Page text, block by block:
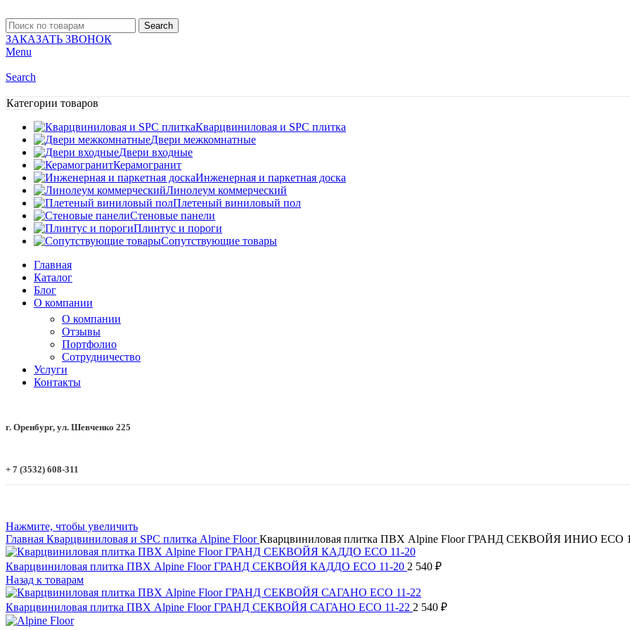
Search
ЗАКАЗАТЬ ЗВОНОК
Menu
Search
Категории товаров
Кварцвиниловая и SPC плитка
Двери межкомнатные
Двери входные
Керамогранит
Инженерная и паркетная доска
Линолеум коммерческий
Плетеный виниловый пол
Стеновые панели
Плинтус и пороги
Сопутствующие товары
Главная
Каталог
Блог
О компании
О компании
Отзывы
Портфолио
Сотрудничество
Услуги
Контакты
г. Оренбург, ул. Шевченко 225
+ 7 (3532) 608-311
Нажмите, чтобы увеличить
Главная Кварцвиниловая и SPC плитка Alpine FloorКварцвиниловая плитка ПВХ Alpine Floor ГРАНД СЕКВОЙЯ ИНИО ECO
Кварцвиниловая плитка ПВХ Alpine Floor ГРАНД СЕКВОЙЯ КАДДО ECO 11-20 2 540 ₽
Назад к товарам
Кварцвиниловая плитка ПВХ Alpine Floor ГРАНД СЕКВОЙЯ САГАНО ECO 11-22 2 540 ₽